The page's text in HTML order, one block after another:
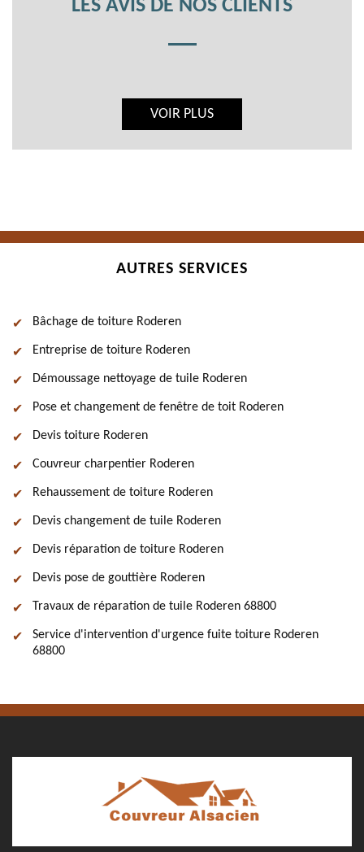
LES AVIS DE NOS CLIENTS
VOIR PLUS
AUTRES SERVICES
Bâchage de toiture Roderen
Entreprise de toiture Roderen
Démoussage nettoyage de tuile Roderen
Pose et changement de fenêtre de toit Roderen
Devis toiture Roderen
Couvreur charpentier Roderen
Rehaussement de toiture Roderen
Devis changement de tuile Roderen
Devis réparation de toiture Roderen
Devis pose de gouttière Roderen
Travaux de réparation de tuile Roderen 68800
Service d'intervention d'urgence fuite toiture Roderen
68800